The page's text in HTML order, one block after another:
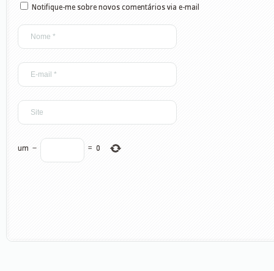
Notifique-me sobre novos comentários via e-mail
um − = 0